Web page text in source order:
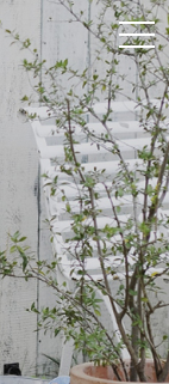
t
o
g
g
l
e
n
a
v
i
g
t
o
g
g
l
e
n
a
v
i
g